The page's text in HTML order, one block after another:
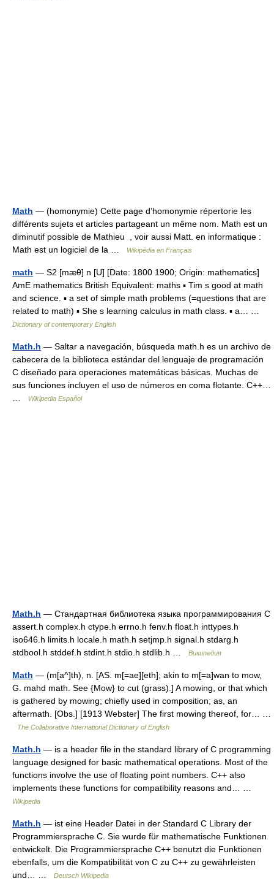
Math — (homonymie) Cette page d’homonymie répertorie les
différents sujets et articles partageant un même nom. Math est un
diminutif possible de Mathieu , voir aussi Matt. en informatique :
Math est un logiciel de la …
Wikipédia en Français
math — S2 [mæθ] n [U] [Date: 1800 1900; Origin: mathematics]
AmE mathematics British Equivalent: maths ▪ Tim s good at math
and science. ▪ a set of simple math problems (=questions that are
related to math) ▪ She s learning calculus in math class. ▪ a… …
Dictionary of contemporary English
Math.h — Saltar a navegación, búsqueda math.h es un archivo de
cabecera de la biblioteca estándar del lenguaje de programación
C diseñado para operaciones matemáticas básicas. Muchas de
sus funciones incluyen el uso de números en coma flotante. C++…
Wikipedia Español
Math.h — Стандартная библиотека языка программирования С
assert.h complex.h ctype.h errno.h fenv.h float.h inttypes.h
iso646.h limits.h locale.h math.h setjmp.h signal.h stdarg.h
stdbool.h stddef.h stdint.h stdio.h stdlib.h …
Википедия
Math — (m[a^]th), n. [AS. m[=ae][eth]; akin to m[=a]wan to mow,
G. mahd math. See {Mow} to cut (grass).] A mowing, or that which
is gathered by mowing; chiefly used in composition; as, an
aftermath. [Obs.] [1913 Webster] The first mowing thereof, for… …
The Collaborative International Dictionary of English
Math.h — is a header file in the standard library of C programming
language designed for basic mathematical operations. Most of the
functions involve the use of floating point numbers. C++ also
implements these functions for compatibility reasons and… …
Wikipedia
Math.h — ist eine Header Datei in der Standard C Library der
Programmiersprache C. Sie wurde für mathematische Funktionen
entwickelt. Die Programmiersprache C++ benutzt die Funktionen
ebenfalls, um die Kompatibilität von C zu C++ zu gewährleisten
und… …
Deutsch Wikipedia